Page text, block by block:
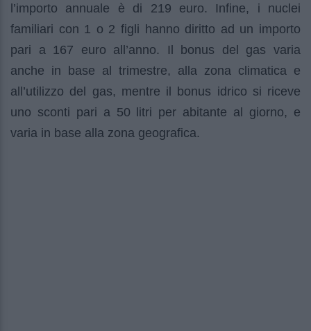
l’importo annuale è di 219 euro. Infine, i nuclei
familiari con 1 o 2 figli hanno diritto ad un importo
pari a 167 euro all’anno. Il bonus del gas varia
anche in base al trimestre, alla zona climatica e
all’utilizzo del gas, mentre il bonus idrico si riceve
uno sconti pari a 50 litri per abitante al giorno, e
varia in base alla zona geografica.